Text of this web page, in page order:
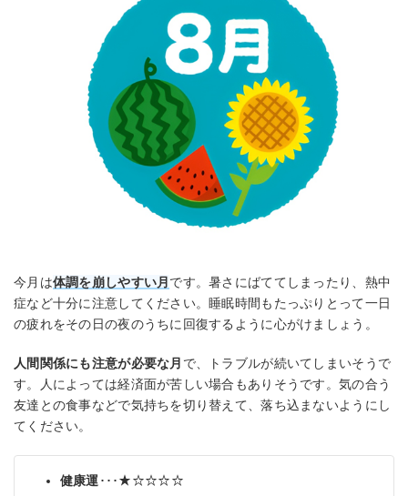
今月は体調を崩しやすい月 です。暑さにばててしまったり、熱中
症など十分に注意してください。睡眠時間もたっぷりとって一日
の疲れをその日の夜のうちに回復するように心がけましょう。
人間関係にも注意が必要な月 で、トラブルが続いてしまいそうで
す。人によっては経済面が苦しい場合もありそうです。気の合う
友達との食事などで気持ちを切り替えて、落ち込まないようにし
てください。
健康運･･･★☆☆☆☆